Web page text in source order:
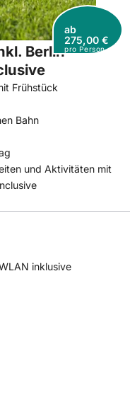
ab
275,00 €
pro Person
Berlin
Frühstück
Bahn
und Aktivitäten mit
inklusive